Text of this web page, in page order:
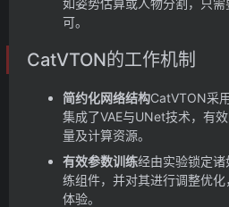
如姿势估算或人物分割，只
可。
CatVTON的工作机制
简约化网络结构CatVTON采
集成了VAE与UNet技术，有
量及计算资源。
有效参数训练经由实验锁定
练组件，并对其进行调整优
体验。